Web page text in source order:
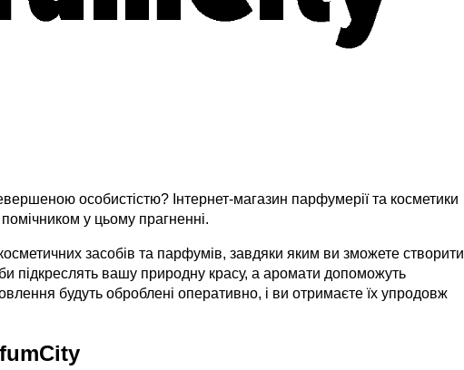
особистістю? Інтернет-магазин парфумерії та косметики
у цьому прагненні.
засобів та парфумів, завдяки яким ви зможете створити
підкреслять вашу природну красу, а аромати допоможуть
будуть оброблені оперативно, і ви отримаєте їх упродовж